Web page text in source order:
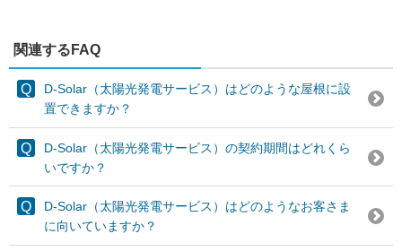
関連するFAQ
D-Solar（太陽光発電サービス）はどのような屋根に設
置できますか？
D-Solar（太陽光発電サービス）の契約期間はどれくら
いですか？
D-Solar（太陽光発電サービス）はどのようなお客さま
に向いていますか？